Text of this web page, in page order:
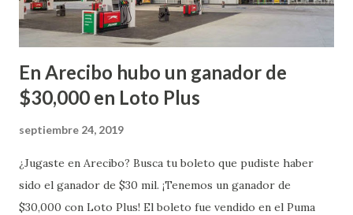
En Arecibo hubo un ganador de
$30,000 en Loto Plus
septiembre 24, 2019
¿Jugaste en Arecibo? Busca tu boleto que pudiste haber
sido el ganador de $30 mil. ¡Tenemos un ganador de
$30,000 con Loto Plus! El boleto fue vendido en el Puma